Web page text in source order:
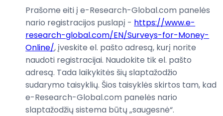
Prašome eiti į e-Research-Global.com panelės
nario registracijos puslapį - https://www.e-
research-global.com/EN/Surveys-for-Money-
Online/, įveskite el. pašto adresą, kurį norite
naudoti registracijai. Naudokite tik el. pašto
adresą. Tada laikykitės šių slaptažodžio
sudarymo taisyklių. Šios taisyklės skirtos tam, kad
e-Research-Global.com panelės nario
slaptažodžių sistema būtų „saugesnė“.